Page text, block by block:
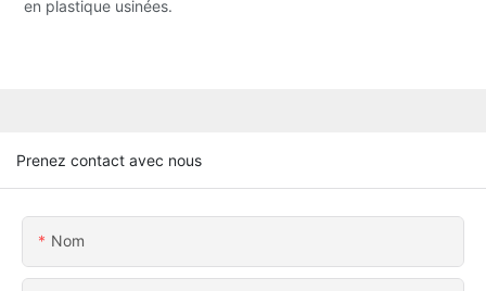
en plastique usinées.
Prenez contact avec nous
Nom